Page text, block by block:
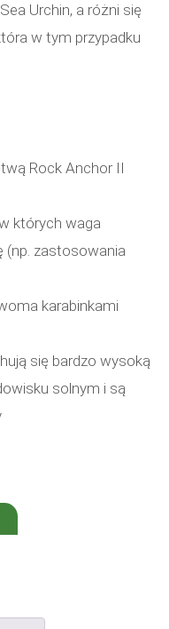
Urchin, a różni się
w tym przypadku
Rock Anchor II
których waga
(np. zastosowania
karabinkami
się bardzo wysoką
solnym i są